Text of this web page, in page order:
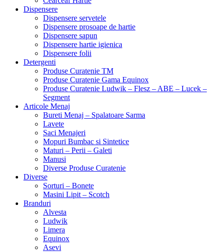
Dispensere
Dispensere servetele
Dispensere prosoape de hartie
Dispensere sapun
Dispensere hartie igienica
Dispensere folii
Detergenti
Produse Curatenie TM
Produse Curatenie Gama Equinox
Produse Curatenie Ludwik – Flesz – ABE – Lucek –
Segment
Articole Menaj
Bureti Menaj – Spalatoare Sarma
Lavete
Saci Menajeri
Mopuri Bumbac si Sintetice
Maturi – Perii – Galeti
Manusi
Diverse Produse Curatenie
Diverse
Sorturi – Bonete
Masini Lipit – Scotch
Branduri
Alvesta
Ludwik
Limera
Equinox
Asevi